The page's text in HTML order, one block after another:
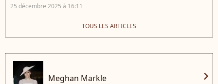
25 décembre 2025 à 16:11
TOUS LES ARTICLES
Meghan Markle chevron_right